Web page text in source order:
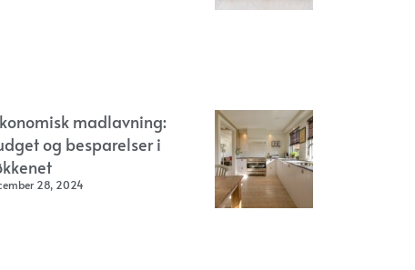
madlavning:
og besparelser i
28, 2024